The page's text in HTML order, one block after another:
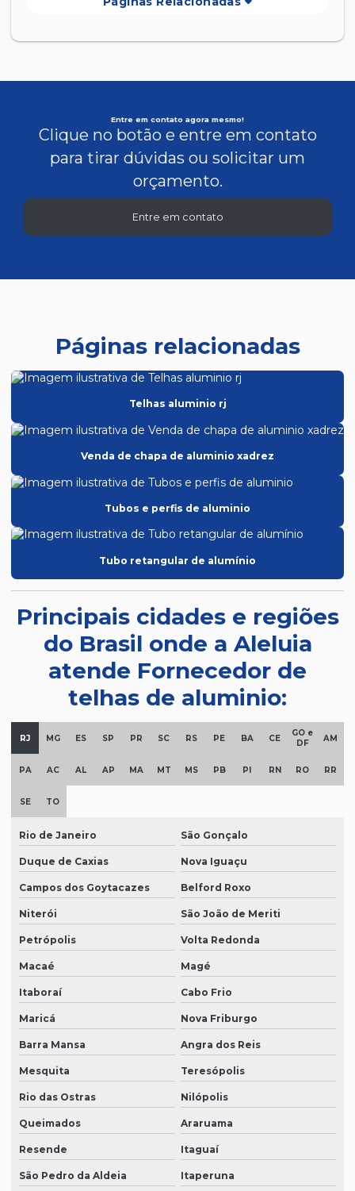
Entre em contato agora mesmo!
Clique no botão e entre em contato
para tirar dúvidas ou solicitar um
orçamento.
Entre em contato
Páginas relacionadas
Telhas aluminio rj
Venda de chapa de aluminio xadrez
Tubos e perfis de aluminio
Tubo retangular de alumínio
Principais cidades e regiões
do Brasil onde a Aleluia
atende Fornecedor de
telhas de aluminio:
RJ MG ES SP PR SC RS PE BA CE
GO e
DF
AM
PA AC AL AP MA MT MS PB PI RN RO RR
SE TO
Rio de Janeiro São Gonçalo
Duque de Caxias Nova Iguaçu
Campos dos Goytacazes Belford Roxo
Niterói São João de Meriti
Petrópolis Volta Redonda
Macaé Magé
Itaboraí Cabo Frio
Maricá Nova Friburgo
Barra Mansa Angra dos Reis
Mesquita Teresópolis
Rio das Ostras Nilópolis
Queimados Araruama
Resende Itaguaí
São Pedro da Aldeia Itaperuna